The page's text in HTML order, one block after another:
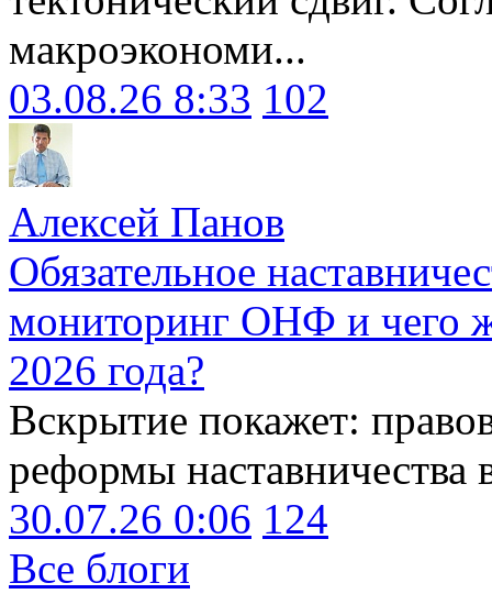
макроэкономи...
03.08.26 8:33 102
Алексей Панов
Обязательное
мониторинг ОНФ и чего
2026 года?
Вскрытие покажет:
реформы наставничества
30.07.26 0:06 124
Все блоги